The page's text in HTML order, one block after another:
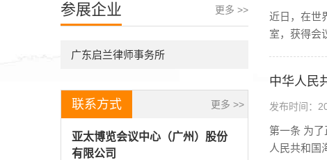
近日，在世
室，获得会
中华人民
发布时间：
第一条 为
人民共和国
参展企业 更多 >>
广东启兰律师事务所
联系方式 更多 >>
亚太博览会议中心（广州）股份
有限公司